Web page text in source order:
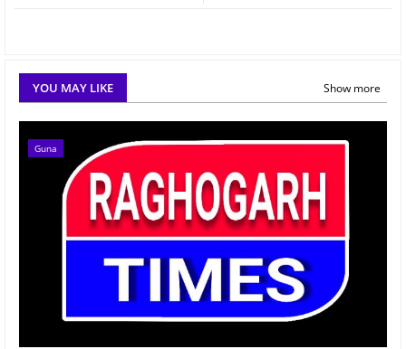
YOU MAY LIKE Show more
Guna